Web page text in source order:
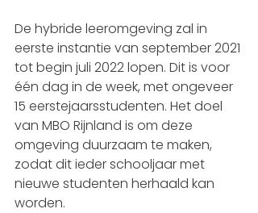
De hybride leeromgeving zal in
eerste instantie van september 2021
tot begin juli 2022 lopen. Dit is voor
één dag in de week, met ongeveer
15 eerstejaarsstudenten. Het doel
van MBO Rijnland is om deze
omgeving duurzaam te maken,
zodat dit ieder schooljaar met
nieuwe studenten herhaald kan
worden.